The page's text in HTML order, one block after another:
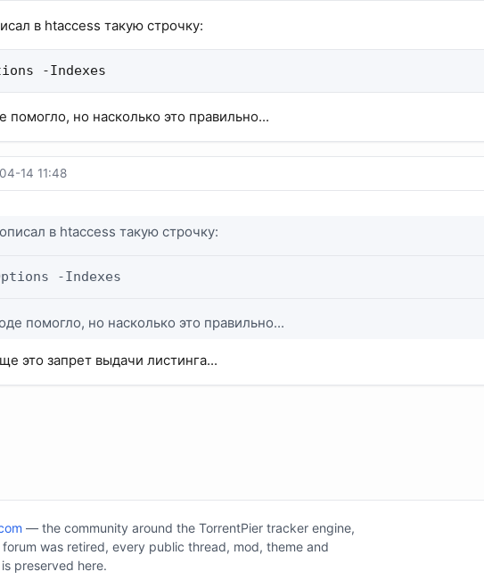
в htaccess такую строчку:
-Indexes
помогло, но насколько это правильно...
14 11:48
в htaccess такую строчку:
-Indexes
помогло, но насколько это правильно...
это запрет выдачи листинга...
— the community around the TorrentPier tracker engine,
was retired, every public thread, mod, theme and
preserved here.